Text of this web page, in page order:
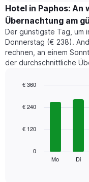
den
durchschnittlichen
Zimmerpreis
im
jeweiligen
Monat
an.
Diagramm
die
Monate
Hotel in Paphos: An
Übernachtung am
Der günstigste Tag, um
Donnerstag (€ 238).
rechnen, an einem
der durchschnittliche
chart
bars.
Mo Di
0
€ 120
€ 240
€ 360